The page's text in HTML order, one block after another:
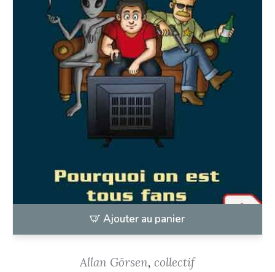
Ajouter au panier
Allan Görsen,collectif